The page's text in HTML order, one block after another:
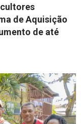
de Aquisição
de até